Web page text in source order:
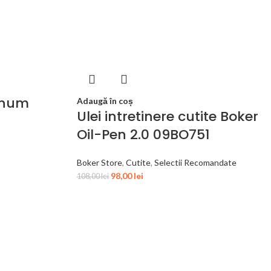
Adaugă în coș
Ulei intretinere cutite Boker
Oil-Pen 2.0 09BO751
Boker Store, Cutite, Selectii Recomandate
108,00lei 98,00lei